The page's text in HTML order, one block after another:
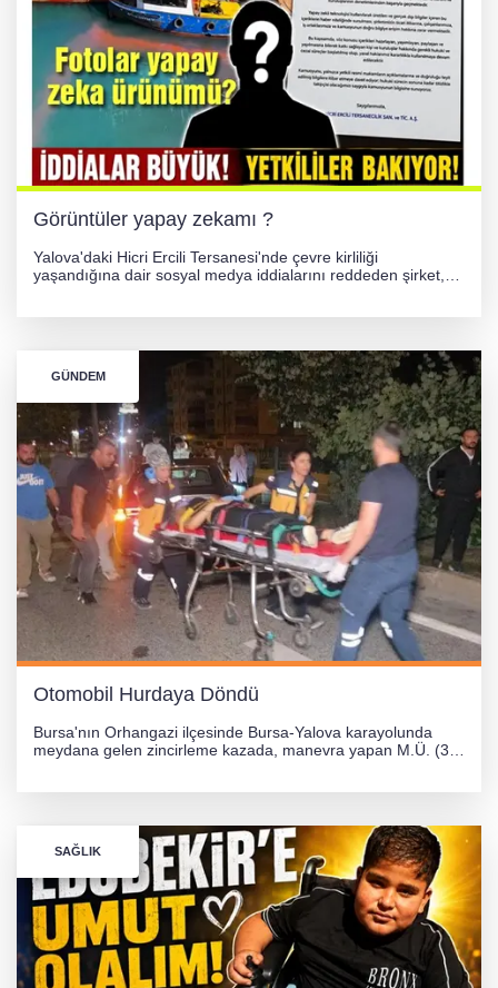
Görüntüler yapay zekamı ?
Yalova'daki Hicri Ercili Tersanesi'nde çevre kirliliği
yaşandığına dair sosyal medya iddialarını reddeden şirket,
GÜNDEM
Otomobil Hurdaya Döndü
Bursa'nın Orhangazi ilçesinde Bursa-Yalova karayolunda
meydana gelen zincirleme kazada, manevra yapan M.Ü. (35)
SAĞLIK